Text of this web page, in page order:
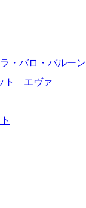
ラ・バロ・バルーン
ト エヴァ